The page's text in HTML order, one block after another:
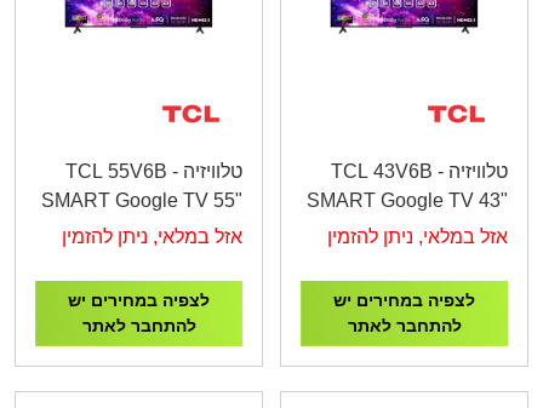
טלוויזיה TCL 43V6B -
SMART Google TV 43"
4K UHD
אזל במלאי, ניתן להזמין
לצפיה במחירים יש
להתחבר לאתר
טלוויזיה TCL 55V6B -
SMART Google TV 55"
4K UHD
אזל במלאי, ניתן להזמין
לצפיה במחירים יש
להתחבר לאתר